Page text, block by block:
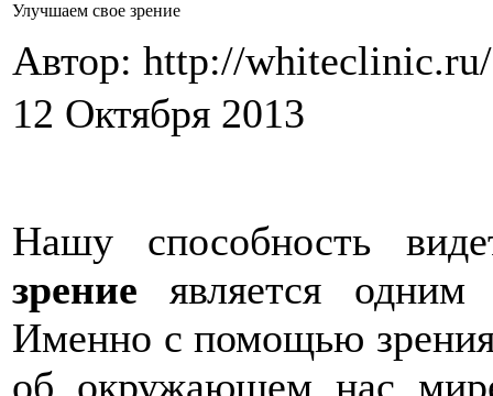
Улучшаем свое зрение
Автор: http://
12 Октября 2013
Нашу способность
зрение является одним
Именно с помощью
об окружающем нас